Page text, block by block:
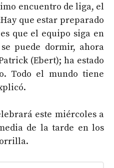
encuentro de liga, el
que estar preparado
que el equipo siga en
puede dormir, ahora
(Ebert); ha estado
Todo el mundo tiene
este miércoles a
de la tarde en los